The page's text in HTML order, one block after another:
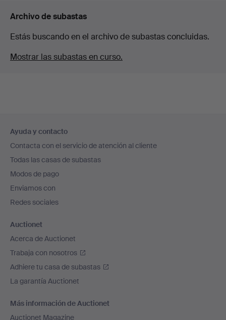
Archivo de subastas
Estás buscando en el archivo de subastas concluidas.
Mostrar las subastas en curso.
en
el
pie
de
página
Ayuda y contacto
Contacta con el servicio de atención al cliente
Todas las casas de subastas
Modos de pago
Enviamos con
Redes sociales
Auctionet
Acerca de Auctionet
Trabaja con nosotros
Adhiere tu casa de subastas
La garantía Auctionet
Más información de Auctionet
Auctionet Magazine